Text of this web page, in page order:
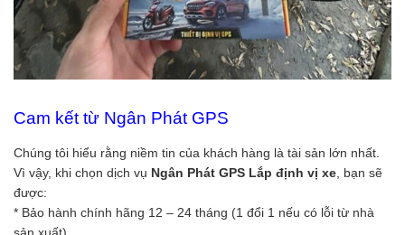
Cam kết từ Ngân Phát GPS
Chúng tôi hiểu rằng niềm tin của khách hàng là tài sản lớn nhất.
Vì vậy, khi chọn dịch vụ Ngân Phát GPS Lắp định vị xe , bạn sẽ
được:
* Bảo hành chính hãng 12 – 24 tháng (1 đổi 1 nếu có lỗi từ nhà